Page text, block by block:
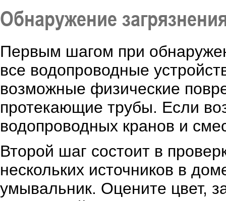
Обнаружение
Первым шагом при
все водопроводные
возможные физические
протекающие трубы. Если
водопроводных кранов и
Второй шаг состоит в
нескольких источников в
умывальник. Оцените цвет,